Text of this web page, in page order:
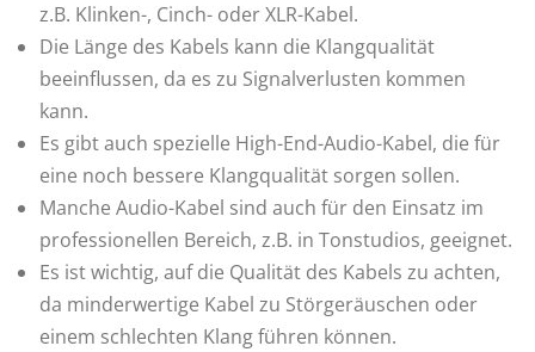
z.B. Klinken-, Cinch- oder XLR-Kabel.
Die Länge des Kabels kann die Klangqualität
beeinflussen, da es zu Signalverlusten kommen
kann.
Es gibt auch spezielle High-End-Audio-Kabel, die für
eine noch bessere Klangqualität sorgen sollen.
Manche Audio-Kabel sind auch für den Einsatz im
professionellen Bereich, z.B. in Tonstudios, geeignet.
Es ist wichtig, auf die Qualität des Kabels zu achten,
da minderwertige Kabel zu Störgeräuschen oder
einem schlechten Klang führen können.